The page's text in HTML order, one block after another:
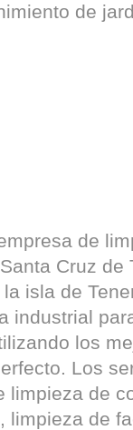
de
de
Cruz de
isla de
industrial
los
Los
limpieza de
limpieza de